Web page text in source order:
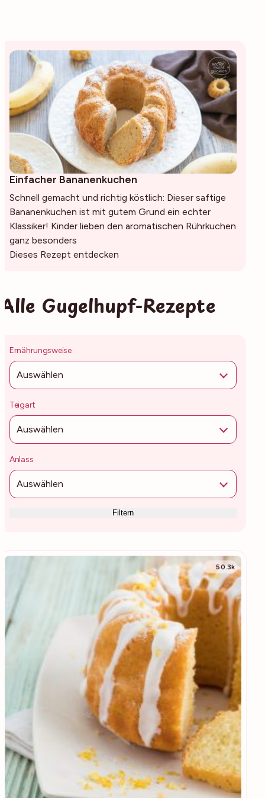
Einfacher Bananenkuchen
Schnell gemacht und richtig köstlich: Dieser saftige
Bananenkuchen ist mit gutem Grund ein echter
Klassiker! Kinder lieben den aromatischen Rührkuchen
ganz besonders
Dieses Rezept entdecken
Alle Gugelhupf-Rezepte
Ernährungsweise
Auswählen
Teigart
Auswählen
Anlass
Auswählen
Filtern
50.3k